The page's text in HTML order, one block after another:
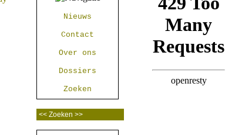
Nieuws
Contact
Over ons
Dossiers
Zoeken